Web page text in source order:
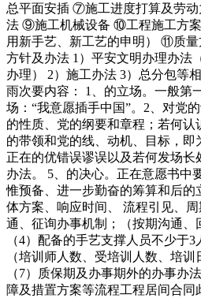
总平面安插 ⑦施工进度打算及劳
法 ⑨施工机械设备 ⑩工程施工方
用新手艺、新工艺的申明） ⑪质
方针及办法 1）平安文明办理办法
办理） 2）施工办法 3）总分包等
雨次要内容： 1、的立场。一般第
场：“我意愿插手中国”。2、对党
的性质、党的纲要和章程；若何认
的带领和党的线、动机、目标，即
正在的优错误谬误以及若何发场
办法。 5、的决心。正在意愿书中
惟预备、进一步勤奋的筹算和后
体方案、响应时间、 流程引见、
通、征询办事机制；（按期沟通、
（4）配备的手艺支撑人员不少于3
（培训师人数、受培训人数、培训
（7）质保期及办事期外的办事办
障及措置方案等流程工程居间合